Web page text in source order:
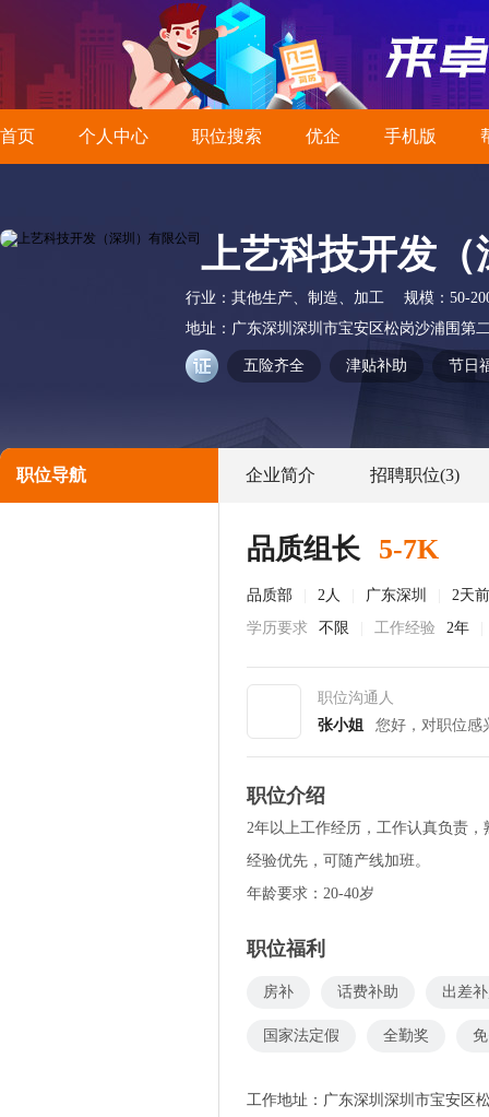
首页 个人中心 职位搜索 优企 手机版
上艺科技开发
行业： 其他生产、制造、加工 规模： 50-
地址： 广东深圳深圳市宝安区松岗沙浦围第
五险齐全 津贴补助 节日
职位导航 企业简介 招聘职位(3)
品质组长 5-7K
品质部 2人 广东深圳
2天
学历要求
不限 工作经验 2年
职位沟通人
张小姐
您好，对职位感
职位介绍
2年以上工作经历，工作认真负责
经验优先，可随产线加班。
年龄要求：20-40岁
职位福利
房补 话费补助 出差
国家法定假 全勤奖
工作地址： 广东深圳深圳市宝安区